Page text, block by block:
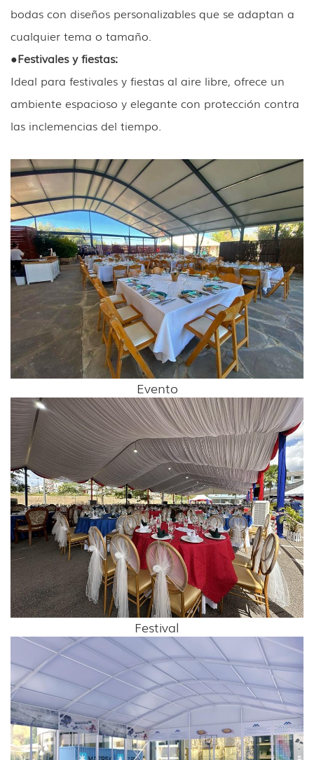
bodas con diseños personalizables que se adaptan a
cualquier tema o tamaño.
●Festivales y fiestas:
Ideal para festivales y fiestas al aire libre, ofrece un
ambiente espacioso y elegante con protección contra
las inclemencias del tiempo.
Evento
Festival